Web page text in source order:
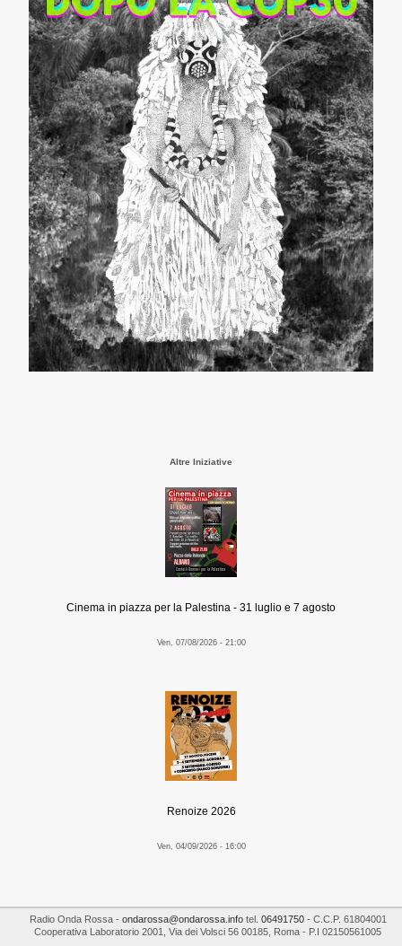
Altre Iniziative
Cinema in piazza per la Palestina - 31 luglio e 7 agosto
Ven, 07/08/2026 - 21:00
Renoize 2026
Ven, 04/09/2026 - 16:00
Radio Onda Rossa- ondarossa@ondarossa.infotel. 06491750- C.C.P. 61804001
Cooperativa Laboratorio 2001
Via dei Volsci 56 00185 Roma - P.I 02150561005